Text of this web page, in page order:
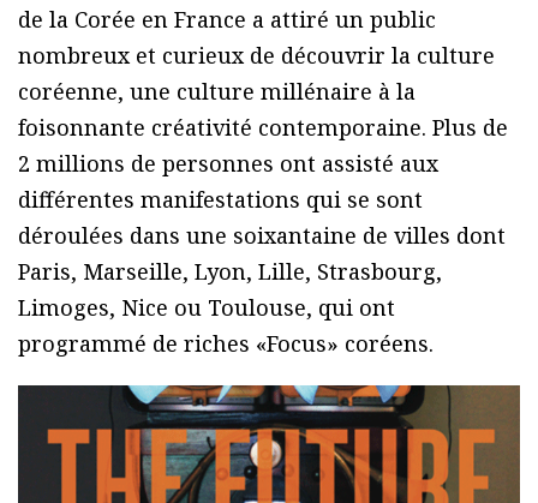
de la Corée en France a attiré un public
nombreux et curieux de découvrir la culture
coréenne, une culture millénaire à la
foisonnante créativité contemporaine. Plus de
2 millions de personnes ont assisté aux
différentes manifestations qui se sont
déroulées dans une soixantaine de villes dont
Paris, Marseille, Lyon, Lille, Strasbourg,
Limoges, Nice ou Toulouse, qui ont
programmé de riches «Focus» coréens.